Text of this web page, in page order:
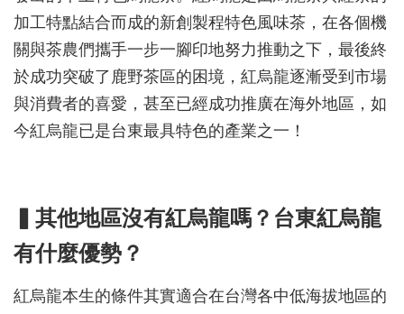
加工特點結合而成的新創製程特色風味茶，在各個機
關與茶農們攜手一步一腳印地努力推動之下，最後終
於成功突破了鹿野茶區的困境，紅烏龍逐漸受到市場
與消費者的喜愛，甚至已經成功推廣在海外地區，如
今紅烏龍已是台東最具特色的產業之一！
▍其他地區沒有紅烏龍嗎？台東紅烏龍
有什麼優勢？
紅烏龍本生的條件其實適合在台灣各中低海拔地區的